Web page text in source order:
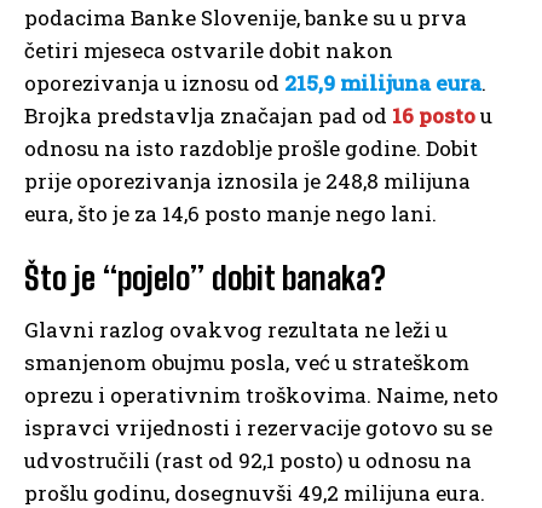
podacima Banke Slovenije, banke su u prva
četiri mjeseca ostvarile dobit nakon
oporezivanja u iznosu od 215,9 milijuna eura.
Brojka predstavlja značajan pad od 16 postou
odnosu na isto razdoblje prošle godine. Dobit
prije oporezivanja iznosila je 248,8 milijuna
eura, što je za 14,6 posto manje nego lani.
Što je “pojelo” dobit banaka?
Glavni razlog ovakvog rezultata ne leži u
smanjenom obujmu posla, već u strateškom
oprezu i operativnim troškovima. Naime, neto
ispravci vrijednosti i rezervacije gotovo su se
udvostručili (rast od 92,1 posto) u odnosu na
prošlu godinu, dosegnuvši 49,2 milijuna eura.